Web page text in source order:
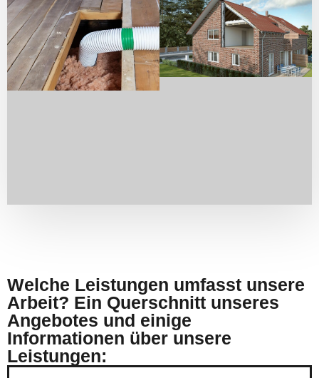
Welche Leistungen umfasst unsere
Arbeit? Ein Querschnitt unseres
Angebotes und einige
Informationen über unsere
Leistungen: